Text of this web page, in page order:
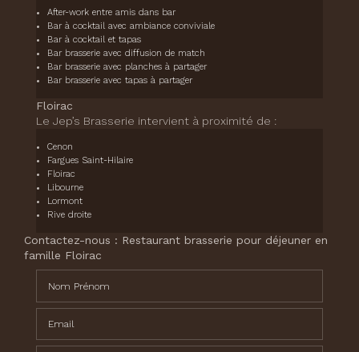
After-work entre amis dans bar
Bar à cocktail avec ambiance conviviale
Bar à cocktail et tapas
Bar brasserie avec diffusion de match
Bar brasserie avec planches à partager
Bar brasserie avec tapas à partager
Floirac
Le Jep’s Brasserie intervient à proximité de :
Cenon
Fargues Saint-Hilaire
Floirac
Libourne
Lormont
Rive droite
Contactez-nous : Restaurant brasserie pour déjeuner en
famille Floirac